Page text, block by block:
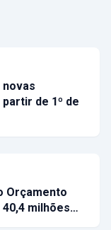
de 1º de
Orçamento
40,4 milhões…